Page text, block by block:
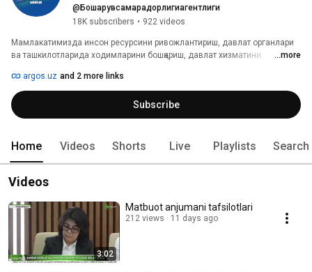
@Бошқарувсамарадорлигиагентлиги
18K subscribers • 922 videos
Мамлакатимизда инсон ресурсини ривожлантириш, давлат органлари
ва ташкилотларида ходимларини бошқариш, давлат хизматини
орқали ёритиб борилади.
...more
argos.uz and 2 more links
Subscribe
Home Videos Shorts Live Playlists Search
Videos
3:02
Matbuot anjumani tafsilotlari
212 views 11 days ago